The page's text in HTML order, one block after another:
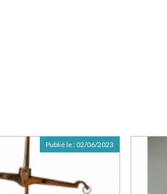
Publié le : 02/06/2023